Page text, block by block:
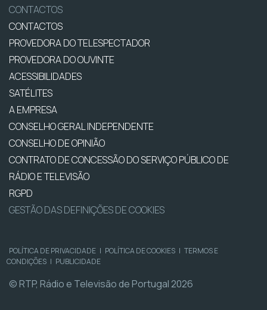
CONTACTOS
CONTACTOS
PROVEDORA DO TELESPECTADOR
PROVEDORA DO OUVINTE
ACESSIBILIDADES
SATÉLITES
A EMPRESA
CONSELHO GERAL INDEPENDENTE
CONSELHO DE OPINIÃO
CONTRATO DE CONCESSÃO DO SERVIÇO PÚBLICO DE
RÁDIO E TELEVISÃO
RGPD
GESTÃO DAS DEFINIÇÕES DE COOKIES
POLÍTICA DE PRIVACIDADE | POLÍTICA DE COOKIES | TERMOS E
CONDIÇÕES | PUBLICIDADE
© RTP, Rádio e Televisão de Portugal 2026